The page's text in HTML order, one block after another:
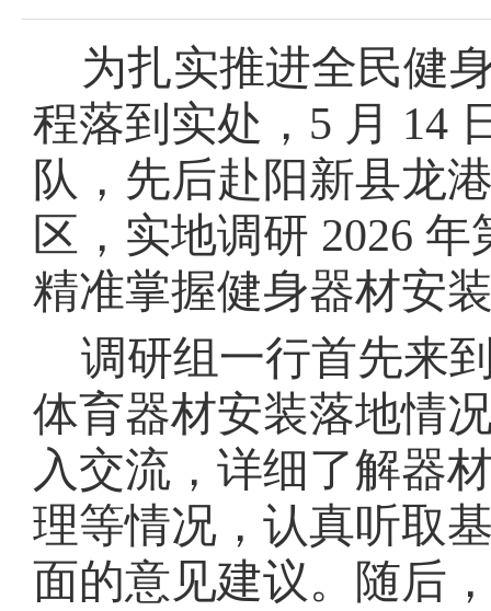
为扎实推进全民健
程落到实处， 5 月 14
队，先后赴阳新县龙
区，实地调研 2026 年
精准掌握健身器材安
调研组一行首先来
体育器材安装落地情
入交流，详细了解器
理等情况，认真听取
面的意见建议。随后